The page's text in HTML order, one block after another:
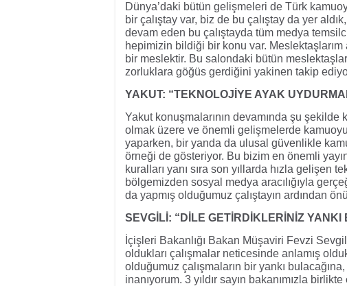
Dünya’daki bütün gelişmeleri de Türk
bir çalıştay var, biz de bu çalıştay da yer
devam eden bu çalıştayda tüm medya
hepimizin bildiği bir konu var.
bir meslektir. Bu salondaki bütün
zorluklara göğüs gerdiğini yakinen takip
YAKUT: “TEKNOLOJİYE AYAK
Yakut konuşmalarının devamında şu şekilde
olmak üzere ve önemli gelişmelerde
yaparken, bir yanda da ulusal güvenlikle
örneği de gösteriyor. Bu bizim en önemli
kuralları yanı sıra son yıllarda hızla gelişen
bölgemizden sosyal medya aracılığıyla
da yapmış olduğumuz çalıştayın ardından
SEVGİLİ: “DİLE GETİRDİKLERİNİZ YANKI
İçişleri Bakanlığı Bakan Müşaviri Fevzi
oldukları çalışmalar neticesinde anlamış
olduğumuz çalışmaların bir yankı
inanıyorum. 3 yıldır sayın bakanımızla